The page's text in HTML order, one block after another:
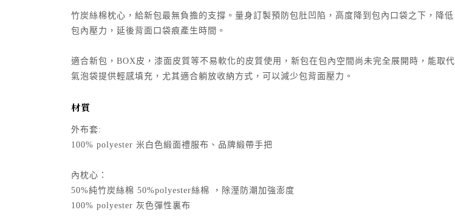
竹炭絲棉枕心，給新包最無負擔的支撐。量身訂製預防包肚凹陷，高度降到包內口袋之下，降低
包內壓力，延後背面口袋痕產生時間。
適合新包，BOX皮，漆面皮質等不易軟化的皮質使用，新包在包內空間尚未完全展開時，能取代
氣泡袋提供輕感填充，尤其適合躺放收納方式，可以減少包背面壓力。
材質
外布套:
100% polyester 米白色緞面禮服布、品牌緞帶手把
內枕心：
50%純竹炭絲棉 50%polyester絲棉 ，除溼防潮加強澎度
100% polyester 灰色彈性裏布